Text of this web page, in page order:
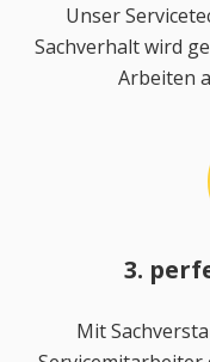
Unser
Sachverhalt wird
Arbeiten
3.
Mit